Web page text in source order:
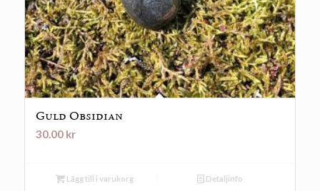
Guld Obsidian
30.00 kr
Lägg till i varukorg Detaljinfo